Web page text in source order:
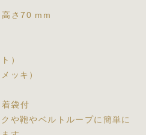
さ70 mm
）
ッキ）
袋付
や鞄やベルトループに簡単に